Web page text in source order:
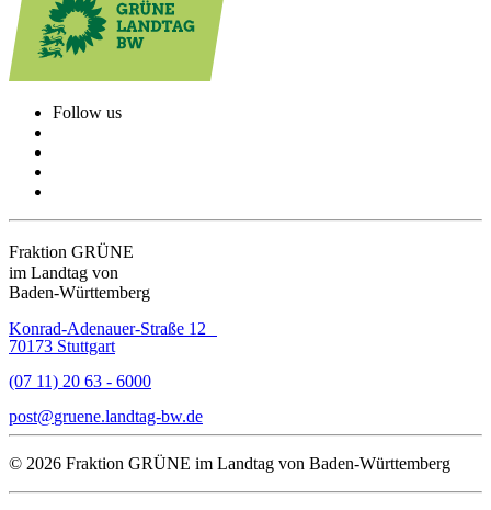
Follow us
Fraktion GRÜNE
im Landtag von
Baden-Württemberg
Konrad-Adenauer-Straße 12
70173 Stuttgart
(07 11) 20 63 - 6000
post
gruene.landtag-bw de
© 2026 Fraktion GRÜNE im Landtag von Baden-Württemberg